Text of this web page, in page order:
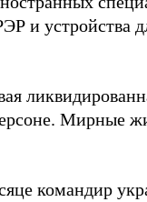
и устройства
Мирные
командир